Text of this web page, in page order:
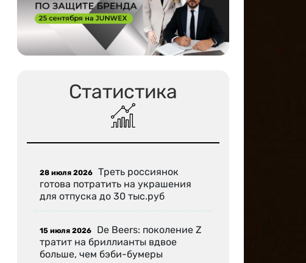
Статистика
28 июля 2026 Треть россиянок
готова потратить на украшения
для отпуска до 30 тыс.руб
15 июля 2026 De Beers: поколение Z
тратит на бриллианты вдвое
больше, чем бэби-бумеры